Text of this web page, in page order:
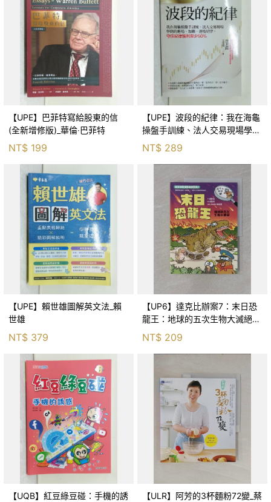
【UPE】巴菲特寫給股東的信
(全新增修版)_華倫‧巴菲特
NT$ 199
【UPE】波段的紀律：我在海龜
操盤手訓練、法人交易現場學到
的進場、加碼、退場紀律，守住
紀律獲利至少50％_雷老闆
NT$ 289
【UPE】賴世雄圖解英文法_賴
世雄
NT$ 379
【UP6】達克比辦案7：末日恐
龍王：地球的五次生物大滅絕_
胡妙芬
NT$ 209
【UQB】紅豆綠豆碰：手機的誘
【ULR】阿芳的3杯麵粉72變_蔡